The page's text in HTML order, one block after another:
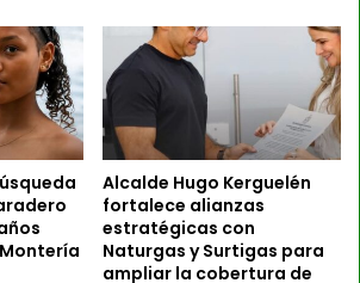
Alcalde Hugo Kerguelén
fortalece alianzas
estratégicas con
Naturgas y Surtigas para
ampliar la cobertura de